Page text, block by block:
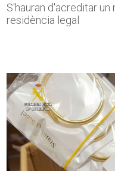
S'hauran d'acreditar
residència legal